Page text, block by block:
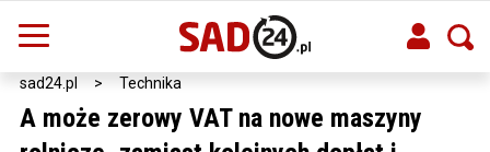
sad24.pl > Technika
A może zerowy VAT na nowe maszyny